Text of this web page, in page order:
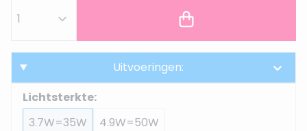
Uitvoeringen:
Lichtsterkte:
3.7W=35W
4.9W=50W